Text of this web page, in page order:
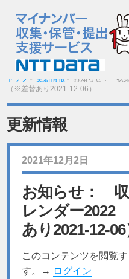
トップ > 更新情報 > お知らせ： 収
（※差替あり2021-12-06）
更新情報
2021年12月2日
お知らせ： 収
レンダー
あり2021-12-06
このコンテンツを閲覧
す。→ ログイン